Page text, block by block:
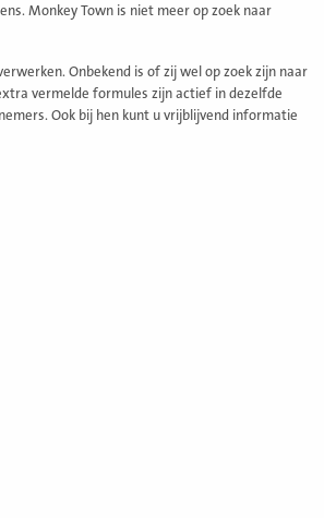
Monkey Town is niet meer op zoek naar
Onbekend is of zij wel op zoek zijn naar
vermelde formules zijn actief in dezelfde
Ook bij hen kunt u vrijblijvend informatie